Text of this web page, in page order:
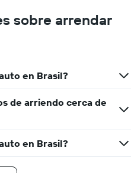
sobre arrendar
en Brasil?
de arriendo cerca de
en Brasil?